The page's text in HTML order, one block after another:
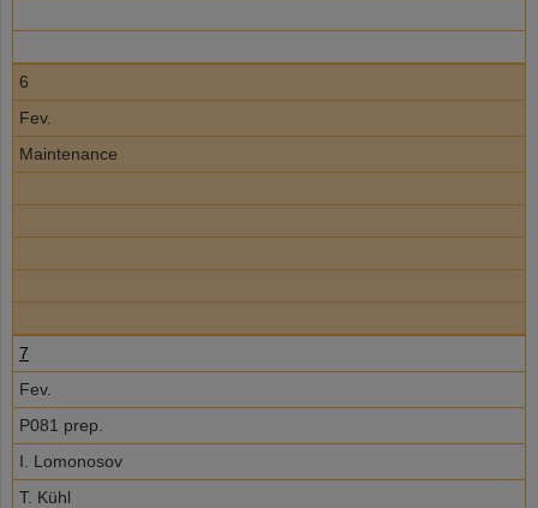
6
Fev.
Maintenance
7
Fev.
P081 prep.
I. Lomonosov
T. Kühl